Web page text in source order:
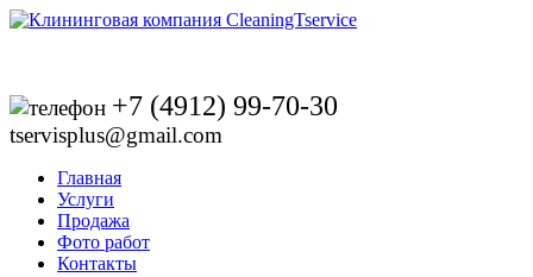
+7 (4912) 99-70-30
tservisplus@gmail.com
Главная
Услуги
Продажа
Фото работ
Контакты